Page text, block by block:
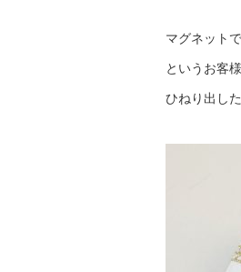
マグネット
というお客
ひねり出し